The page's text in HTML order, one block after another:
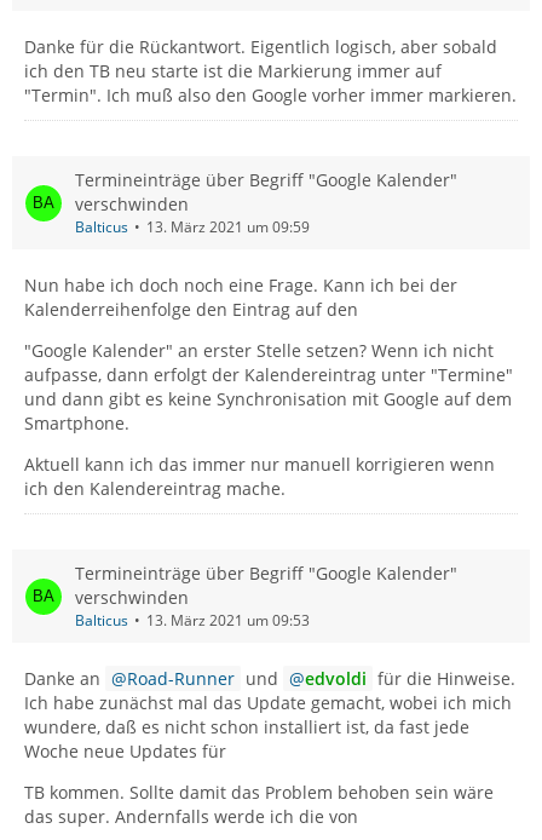
Danke für die Rückantwort. Eigentlich logisch, aber sobald
ich den TB neu starte ist die Markierung immer auf
"Termin". Ich muß also den Google vorher immer markieren.
Termineinträge über Begriff "Google Kalender"
verschwinden
Balticus 13. März 2021 um 09:59
Nun habe ich doch noch eine Frage. Kann ich bei der
Kalenderreihenfolge den Eintrag auf den
"Google Kalender" an erster Stelle setzen? Wenn ich nicht
aufpasse, dann erfolgt der Kalendereintrag unter "Termine"
und dann gibt es keine Synchronisation mit Google auf dem
Smartphone.
Aktuell kann ich das immer nur manuell korrigieren wenn
ich den Kalendereintrag mache.
Termineinträge über Begriff "Google Kalender"
verschwinden
Balticus 13. März 2021 um 09:53
Danke an Road-Runner und edvoldi für die Hinweise.
Ich habe zunächst mal das Update gemacht, wobei ich mich
wundere, daß es nicht schon installiert ist, da fast jede
Woche neue Updates für
TB kommen. Sollte damit das Problem behoben sein wäre
das super. Andernfalls werde ich die von